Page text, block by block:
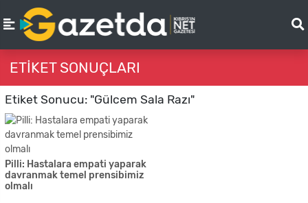
ETIKET SONUÇLARI
Etiket Sonucu: "Gülcem Sala Razı"
Pilli: Hastalara empati yaparak
davranmak temel prensibimiz
olmalı